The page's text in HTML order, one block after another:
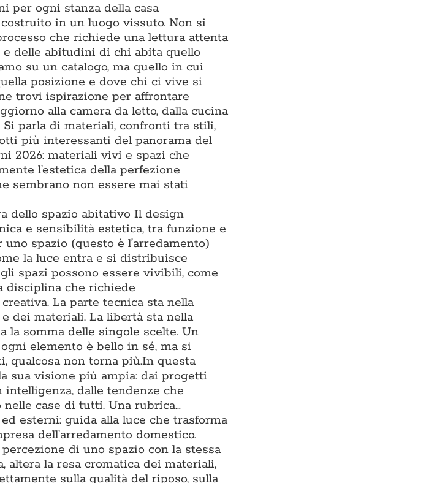
per ogni stanza della casa
in un luogo vissuto. Non si
che richiede una lettura attenta
delle abitudini di chi abita quello
su un catalogo, ma quello in cui
posizione e dove chi ci vive si
trovi ispirazione per affrontare
alla camera da letto, dalla cucina
Si parla di materiali, confronti tra stili,
più interessanti del panorama del
2026: materiali vivi e spazi che
l’estetica della perfezione
sembrano non essere mai stati
dello spazio abitativo Il design
e sensibilità estetica, tra funzione e
spazio (questo è l’arredamento)
la luce entra e si distribuisce
spazi possono essere vivibili, come
disciplina che richiede
La parte tecnica sta nella
dei materiali. La libertà sta nella
la somma delle singole scelte. Un
elemento è bello in sé, ma si
qualcosa non torna più.In questa
sua visione più ampia: dai progetti
dalle tendenze che
case di tutti. Una rubrica…
esterni: guida alla luce che trasforma
dell’arredamento domestico.
di uno spazio con la stessa
altera la resa cromatica dei materiali,
sulla qualità del riposo, sulla